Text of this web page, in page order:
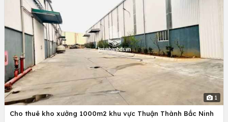
1
Cho thuê kho xưởng 1000m2 khu vực Thuận Thành Bắc Ninh